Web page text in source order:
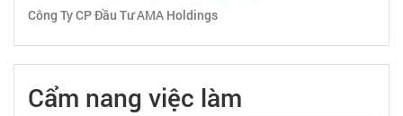
Công Ty CP Đầu Tư AMA Holdings
Cẩm nang việc làm